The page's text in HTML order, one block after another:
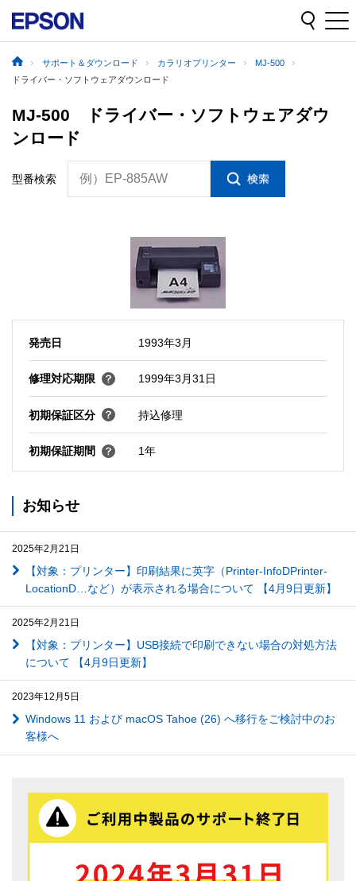
サポート＆ダウンロード カラリオプリンター
MJ-500
ドライバー・ソフトウェアダウンロード
MJ-500 ドライバー・ソフトウェアダウ
ンロード
型番検索 例）EP-885AW
発売日 1993年3月
修理対応期限 1999年3月31日
初期保証区分 持込修理
初期保証期間 1年
お知らせ
2025年2月21日
【対象：プリンター】印刷結果に英字（Printer-InfoDPrinter-
LocationD…など）が表示される場合について 【4月9日更新】
2025年2月21日
【対象：プリンター】USB接続で印刷できない場合の対処方法
について 【4月9日更新】
2023年12月5日
Windows 11 および macOS Tahoe (26) へ移行をご検討中のお
客様へ